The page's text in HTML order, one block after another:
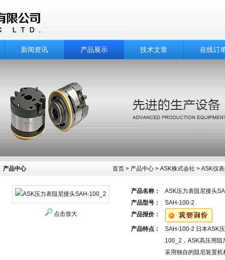
新闻资讯 产品展示 技术文章 在线订
首页 > 产品中心 > ASK株式会社 > ASK仪
产品中心
点击放大
产品名称：
ASK压力表阻尼接头
产品型号：
SAH-100-2
产品报价：
产品特点：
SAH-100-2 日本ASK
100_2，ASK高压用阻
采用独自的阻尼装置